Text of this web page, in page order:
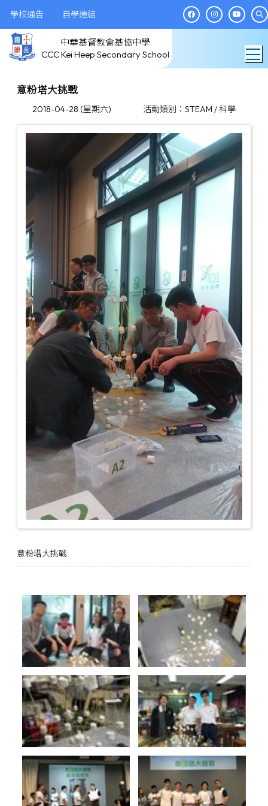
學校通告 自學連結
中華基督教會基協中學
CCC Kei Heep Secondary School
意粉塔大挑戰
2018-04-28 (星期六) 活動類別：STEAM / 科學
意粉塔大挑戰